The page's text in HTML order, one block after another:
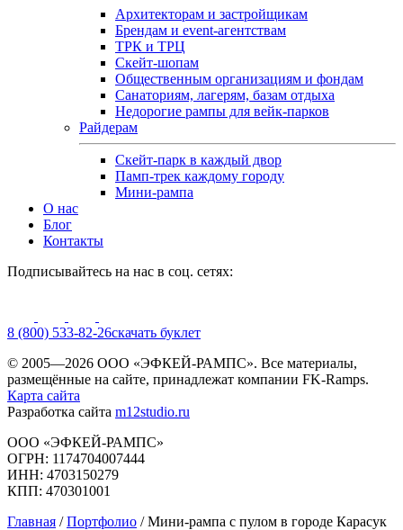
Архитекторам и застройщикам
Брендам и event-агентствам
ТРК и ТРЦ
Скейт-шопам
Общественным организациям и фондам
Санаториям, лагерям, базам отдыха
Недорогие рампы для вейк-парков
Райдерам
Скейт-парк в каждый двор
Памп-трек каждому городу
Мини-рампа
О нас
Блог
Контакты
Подписывайтесь на нас в соц. сетях:
8 (800) 533-82-26cкачать буклет
© 2005—2026 ООО «ЭФКЕЙ-РАМПС». Все материалы,
размещённые на сайте, принадлежат компании FK-Ramps.
Карта сайта
Разработка сайта m12studio.ru
ООО «ЭФКЕЙ-РАМПС»
ОГРН: 1174704007444
ИНН: 4703150279
КПП: 470301001
Главная /Портфолио /Мини-рампа с пулом в городе Карасук